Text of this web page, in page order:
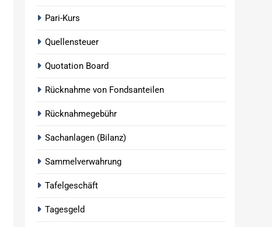
Pari-Kurs
Quellensteuer
Quotation Board
Rücknahme von Fondsanteilen
Rücknahmegebühr
Sachanlagen (Bilanz)
Sammelverwahrung
Tafelgeschäft
Tagesgeld